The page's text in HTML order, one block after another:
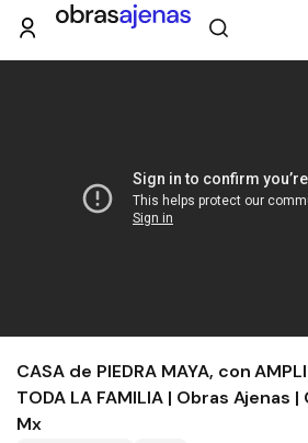
CASA de PIEDRA MAYA, con
TODA LA FAMILIA | Obras Ajenas
Mx